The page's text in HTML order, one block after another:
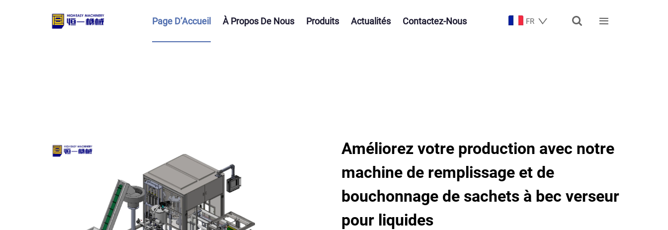
Page D’Accueil À Propos De Nous Produits Actualités Contactez-Nous FR  
Améliorez votre production avec notre
machine de remplissage et de
bouchonnage de sachets à bec verseur
pour liquides